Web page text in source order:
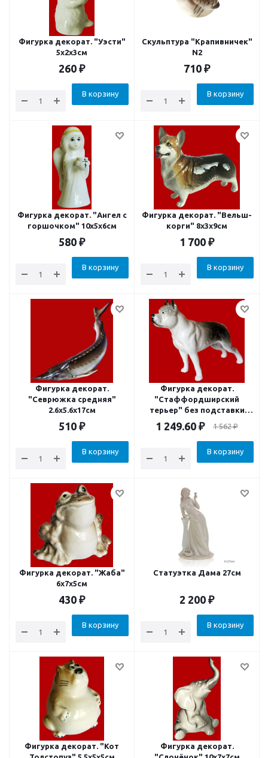
Фигурка декорат. "Уэсти"
5x2x3см
260 ₽
В корзину
Скульптура "Крапивничек"
N2
710 ₽
В корзину
Фигурка декорат. "Ангел с
горшочком" 10х5х6см
580 ₽
В корзину
Фигурка декорат. "Вельш-
корги" 8x3x9см
1 700 ₽
В корзину
Фигурка декорат.
"Севрюжка средняя"
2.6x5.6x17см
510 ₽
В корзину
Фигурка декорат.
"Стаффордширский
терьер" без подставки
13х6х17см
1 249.60 ₽ 1 562₽
В корзину
Фигурка декорат. "Жаба"
6x7x5см
430 ₽
В корзину
Статуэтка Дама 27см
2 200 ₽
В корзину
Фигурка декорат. "Кот
Фигурка декорат.